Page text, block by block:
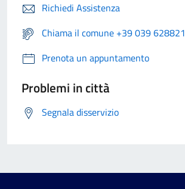
Richiedi Assistenza
Chiama il comune +39 039 628821
Prenota un appuntamento
Problemi in città
Segnala disservizio